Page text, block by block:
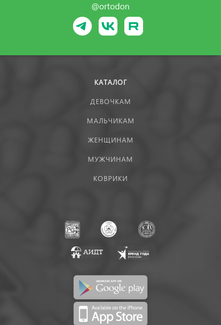
@ortodon
КАТАЛОГ
ДЕВОЧКАМ
МАЛЬЧИКАМ
ЖЕНЩИНАМ
МУЖЧИНАМ
КОВРИКИ